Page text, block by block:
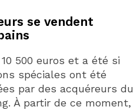
se vendent
500 euros et a été si
spéciales ont été
par des acquéreurs du
À partir de ce moment,